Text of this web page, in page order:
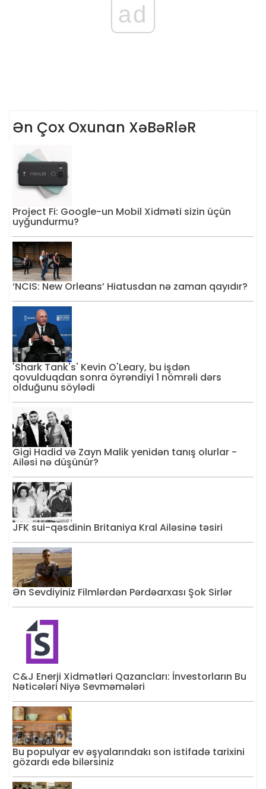
ad
Ən Çox Oxunan XəBəRləR
Project Fi: Google-un Mobil Xidməti sizin üçün
uyğundurmu?
‘NCIS: New Orleans’ Hiatusdan nə zaman qayıdır?
'Shark Tank's' Kevin O'Leary, bu işdən
qovulduqdan sonra öyrəndiyi 1 nömrəli dərs
olduğunu söylədi
Gigi Hadid və Zayn Malik yenidən tanış olurlar -
Ailəsi nə düşünür?
JFK sui-qəsdinin Britaniya Kral Ailəsinə təsiri
Ən Sevdiyiniz Filmlərdən Pərdəarxası Şok Sirlər
C&J Enerji Xidmətləri Qazancları: İnvestorların Bu
Nəticələri Niyə Sevməmələri
Bu populyar ev əşyalarındakı son istifadə tarixini
gözardı edə bilərsiniz